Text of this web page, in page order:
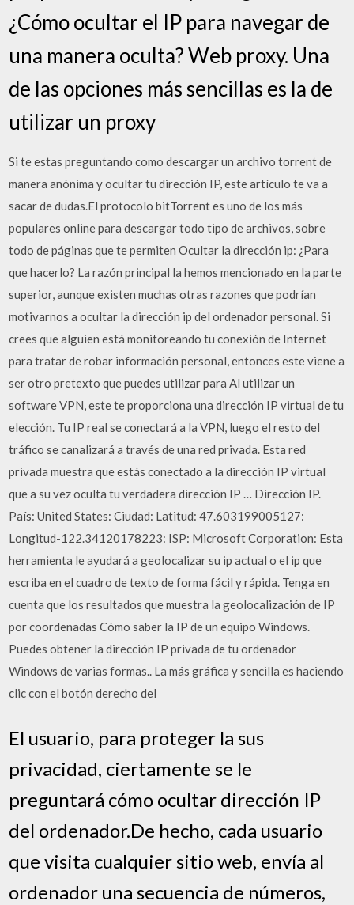
¿Cómo ocultar el IP para navegar de
una manera oculta? Web proxy. Una
de las opciones más sencillas es la de
utilizar un proxy
Si te estas preguntando como descargar un archivo torrent de
manera anónima y ocultar tu dirección IP, este artículo te va a
sacar de dudas.El protocolo bitTorrent es uno de los más
populares online para descargar todo tipo de archivos, sobre
todo de páginas que te permiten Ocultar la dirección ip: ¿Para
que hacerlo? La razón principal la hemos mencionado en la parte
superior, aunque existen muchas otras razones que podrían
motivarnos a ocultar la dirección ip del ordenador personal. Si
crees que alguien está monitoreando tu conexión de Internet
para tratar de robar información personal, entonces este viene a
ser otro pretexto que puedes utilizar para Al utilizar un
software VPN, este te proporciona una dirección IP virtual de tu
elección. Tu IP real se conectará a la VPN, luego el resto del
tráfico se canalizará a través de una red privada. Esta red
privada muestra que estás conectado a la dirección IP virtual
que a su vez oculta tu verdadera dirección IP … Dirección IP.
País: United States: Ciudad: Latitud: 47.603199005127:
Longitud-122.34120178223: ISP: Microsoft Corporation: Esta
herramienta le ayudará a geolocalizar su ip actual o el ip que
escriba en el cuadro de texto de forma fácil y rápida. Tenga en
cuenta que los resultados que muestra la geolocalización de IP
por coordenadas Cómo saber la IP de un equipo Windows.
Puedes obtener la dirección IP privada de tu ordenador
Windows de varias formas.. La más gráfica y sencilla es haciendo
clic con el botón derecho del
El usuario, para proteger la sus
privacidad, ciertamente se le
preguntará cómo ocultar dirección IP
del ordenador.De hecho, cada usuario
que visita cualquier sitio web, envía al
ordenador una secuencia de números,